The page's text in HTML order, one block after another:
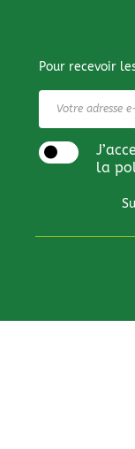
Pour recevoir
la